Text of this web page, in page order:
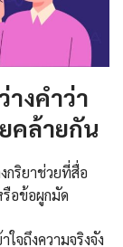
งคำว่า
คล้ายกัน
กริยาช่วยที่สื่อ
อข้อผูกมัด
จถึงความจริงจัง